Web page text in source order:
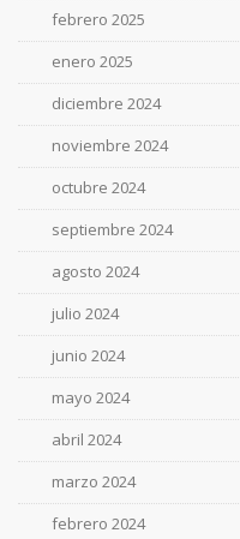
febrero 2025
enero 2025
diciembre 2024
noviembre 2024
octubre 2024
septiembre 2024
agosto 2024
julio 2024
junio 2024
mayo 2024
abril 2024
marzo 2024
febrero 2024